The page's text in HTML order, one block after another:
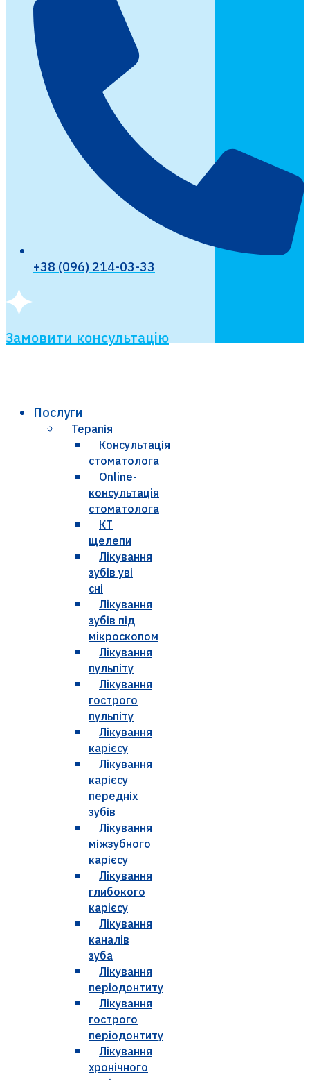
+38 (096) 214-03-33
Замовити консультацію
Послуги
Терапія
Консультація
стоматолога
Online-
консультація
стоматолога
КТ
щелепи
Лікування
зубів уві
сні
Лікування
зубів під
мікроскопом
Лікування
пульпіту
Лікування
гострого
пульпіту
Лікування
карієсу
Лікування
карієсу
передніх
зубів
Лікування
міжзубного
карієсу
Лікування
глибокого
карієсу
Лікування
каналів
зуба
Лікування
періодонтиту
Лікування
гострого
періодонтиту
Лікування
хронічного